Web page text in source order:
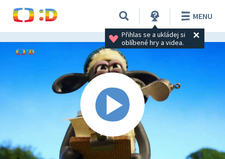
Přihlas se a ukládej si
oblíbené hry a videa.
MENU